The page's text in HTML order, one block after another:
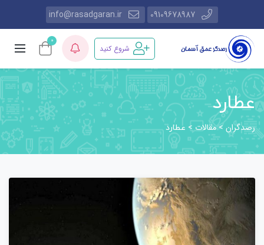
09109678987
info@rasadgaran.ir
شروع کنید
0
عطارد
رصدگران>مقالات> عطارد